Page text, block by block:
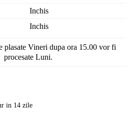
Inchis
Inchis
plasate Vineri dupa ora 15.00 vor fi
procesate Luni.
in 14 zile